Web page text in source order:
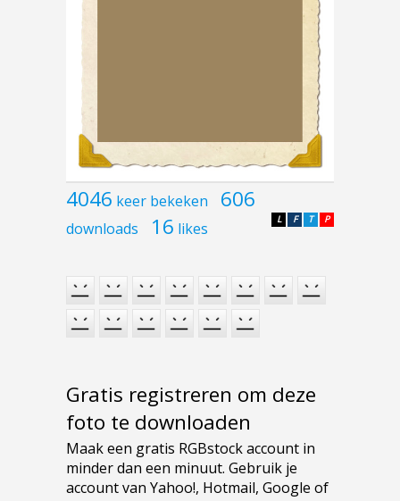
4046 keer bekeken 606
downloads 16 likes P
T
F
L
Gratis registreren om deze
foto te downloaden